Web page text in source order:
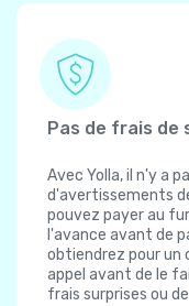
Pas de frais de
Avec Yolla, il n'y a
d'avertissements
pouvez payer au
l'avance avant de
obtiendrez pour un
appel avant de le
frais surprises ou